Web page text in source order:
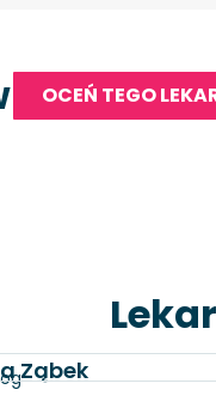
OCEŃ TEGO
Ząbek